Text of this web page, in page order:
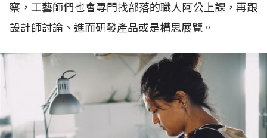
察，工藝師們也會專門找部落的職人阿公上課，再跟
設計師討論、進而研發產品或是構思展覽。